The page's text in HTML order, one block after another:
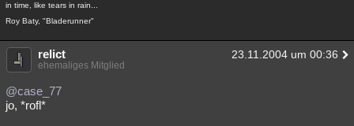
in time, like tears in rain...
Roy Baty, "Bladerunner"
relict 23.11.2004 um 00:36
ehemaliges Mitglied
@case_77
jo, *rofl*